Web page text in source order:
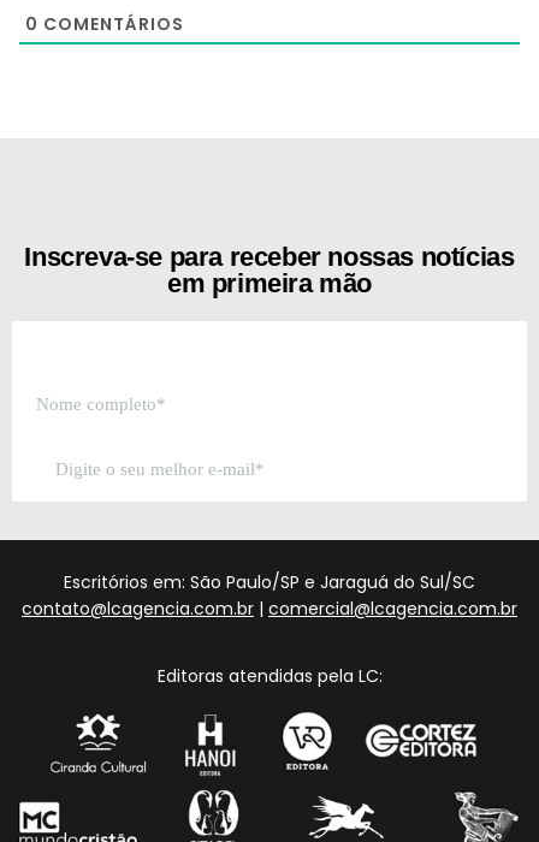
0 COMENTÁRIOS
Inscreva-se para receber nossas notícias
em primeira mão
Escritórios em: São Paulo/SP e Jaraguá do Sul/SC
contato@lcagencia.com.br | comercial@lcagencia.com.br
Editoras atendidas pela LC: